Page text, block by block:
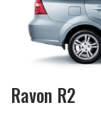
Ravon R2